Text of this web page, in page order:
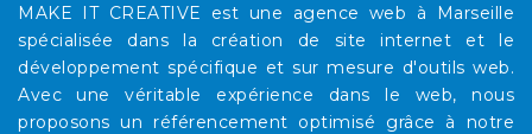
MAKE IT CREATIVE est une agence web à Marseille
spécialisée dans la création de site internet et le
développement spécifique et sur mesure d'outils web.
Avec une véritable expérience dans le web, nous
proposons un référencement optimisé grâce à notre